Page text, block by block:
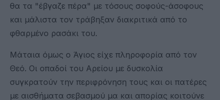
θα τα "έβγαζε πέρα" με τόσους σοφούς-άσοφους
και μάλιστα τον τράβηξαν διακριτικά από το
φθαρμένο ρασάκι του.
Μάταια όμως ο Άγιος είχε πληροφορία από τον
Θεό. Οι οπαδοί του Αρείου με δυσκολία
συγκρατούν την περιφρόνηση τους και οι πατέρες
με αισθήματα σεβασμού μα και απορίας κοιτούνε